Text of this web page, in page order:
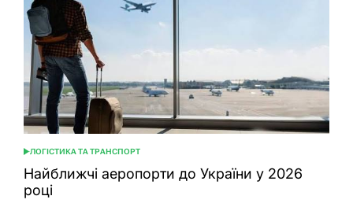
ОПУБЛІКУВАТИ
У
ЛОГІСТИКА ТА ТРАНСПОРТ
Найближчі аеропорти до України у 2026
році